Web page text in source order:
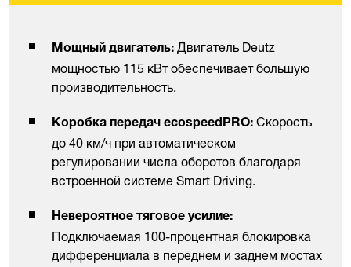
Мощный двигатель: Двигатель Deutz
мощностью 115 кВт обеспечивает большую
производительность.
Коробка передач ecospeedPRO: Скорость
до 40 км/ч при автоматическом
регулировании числа оборотов благодаря
встроенной системе Smart Driving.
Невероятное тяговое усилие:
Подключаемая 100-процентная блокировка
дифференциала в переднем и заднем мостах